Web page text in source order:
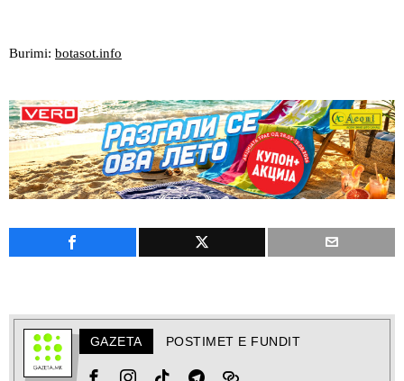
Burimi: botasot.info
GAZETA POSTIMET E FUNDIT